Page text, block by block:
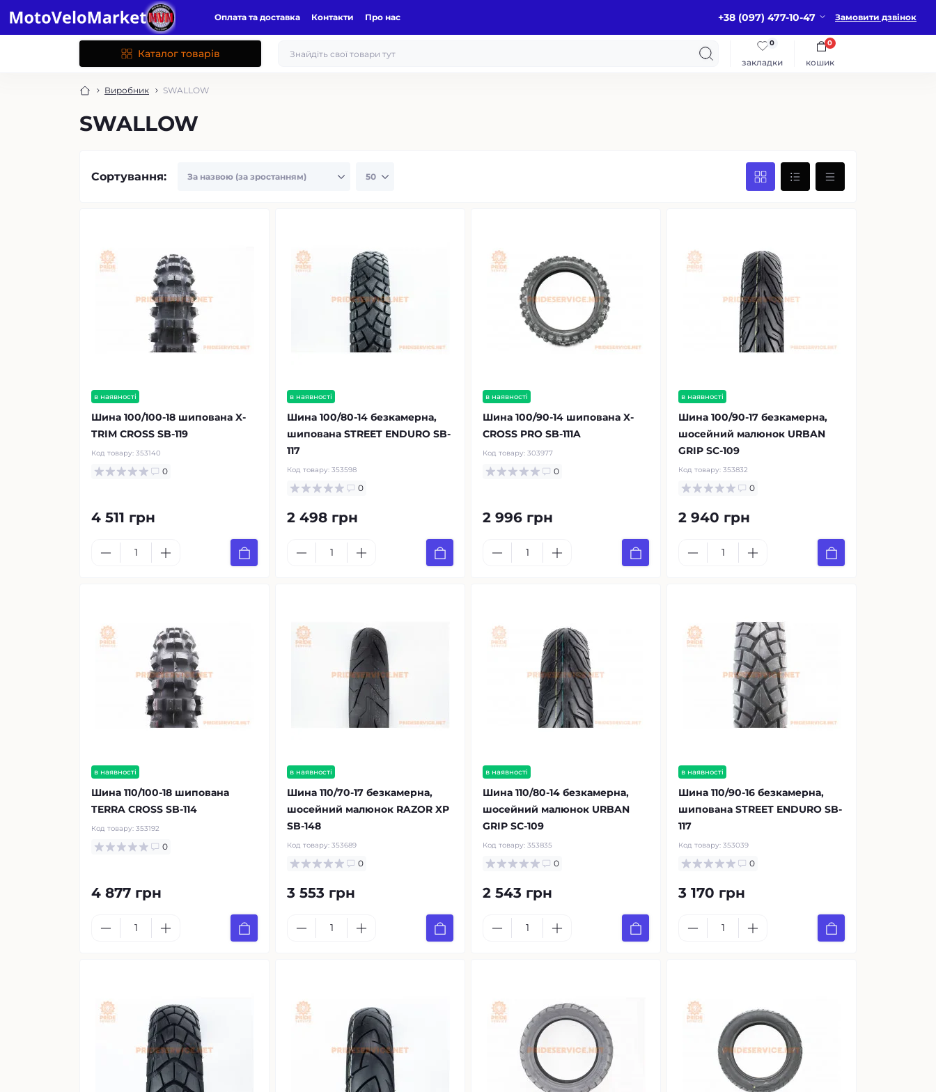
Оплата та доставка Контакти Про нас +38 (097) 477-10-47 Замовити дзвінок
Каталог товарів
закладки
0
кошик
0
Виробник SWALLOW
SWALLOW
Сортування:
в наявності
Шина 100/100-18 шипована X-
TRIM CROSS SB-119
Код товару: 353140
0
4 511 грн
в наявності
Шина 100/80-14 безкамерна,
шипована STREET ENDURO SB-
117
Код товару: 353598
0
2 498 грн
в наявності
Шина 100/90-14 шипована X-
CROSS PRO SB-111A
Код товару: 303977
0
2 996 грн
в наявності
Шина 100/90-17 безкамерна,
шосейний малюнок URBAN
GRIP SC-109
Код товару: 353832
0
2 940 грн
в наявності
Шина 110/100-18 шипована
TERRA CROSS SB-114
Код товару: 353192
0
4 877 грн
в наявності
Шина 110/70-17 безкамерна,
шосейний малюнок RAZOR XP
SB-148
Код товару: 353689
0
3 553 грн
в наявності
Шина 110/80-14 безкамерна,
шосейний малюнок URBAN
GRIP SC-109
Код товару: 353835
0
2 543 грн
в наявності
Шина 110/90-16 безкамерна,
шипована STREET ENDURO SB-
117
Код товару: 353039
0
3 170 грн